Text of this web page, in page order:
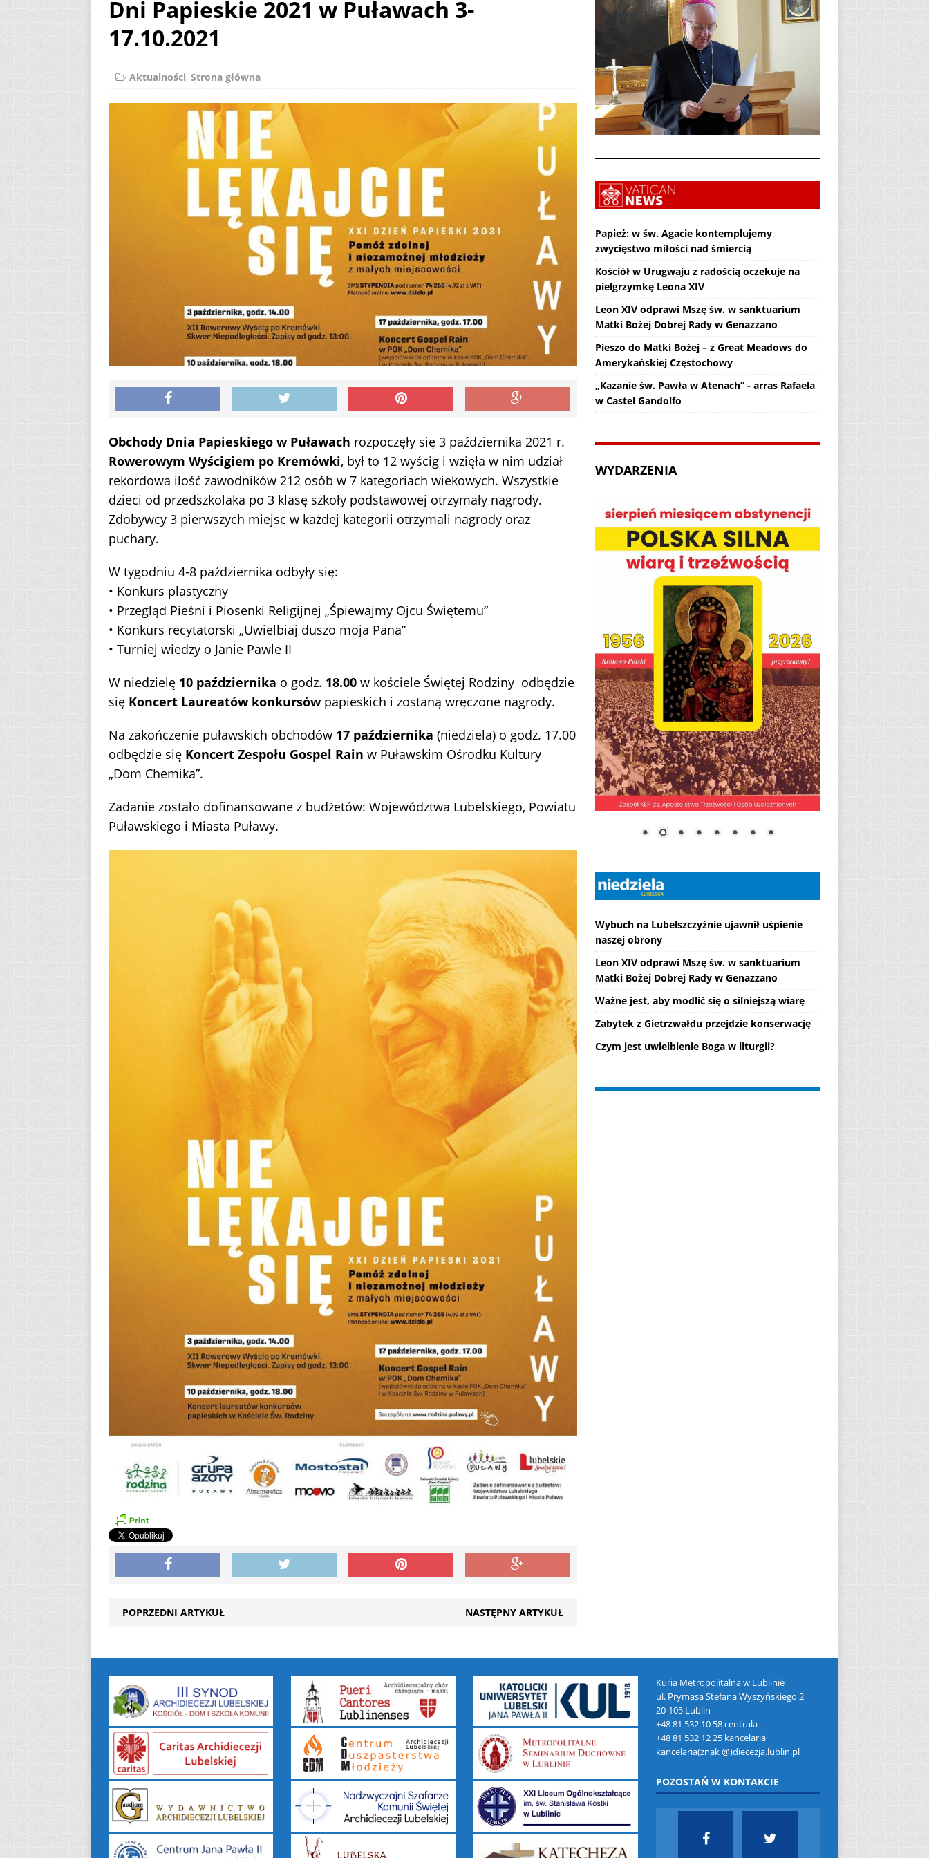
[ 7 sierpnia 2026 ]
AKTUALNOŚCI
Dni Papieskie 2021 w Puławach 3-
17.10.2021
Aktualności, Strona główna
Obchody Dnia Papieskiego w Puławach rozpoczęły się 3 października 2021 r.
Rowerowym Wyścigiem po Kremówki, był to 12 wyścig i wzięła w nim udział
rekordowa ilość zawodników 212 osób w 7 kategoriach wiekowych. Wszystkie
dzieci od przedszkolaka po 3 klasę szkoły podstawowej otrzymały nagrody.
Zdobywcy 3 pierwszych miejsc w każdej kategorii otrzymali nagrody oraz
puchary.
W tygodniu 4-8 października odbyły się:
• Konkurs plastyczny
• Przegląd Pieśni i Piosenki Religijnej „Śpiewajmy Ojcu Świętemu”
• Konkurs recytatorski „Uwielbiaj duszo moja Pana”
• Turniej wiedzy o Janie Pawle II
W niedzielę 10 października o godz. 18.00 w kościele Świętej Rodziny odbędzie
się Koncert Laureatów konkursówpapieskich i zostaną wręczone nagrody.
Na zakończenie puławskich obchodów 17 października (niedziela) o godz. 17.00
odbędzie się Koncert Zespołu Gospel Rain w Puławskim Ośrodku Kultury
„Dom Chemika”.
Zadanie zostało dofinansowane z budżetów: Województwa Lubelskiego, Powiatu
Puławskiego i Miasta Puławy.
POPRZEDNI ARTYKUŁ NASTĘPNY ARTYKUŁ
Papież: w św. Agacie kontemplujemy
zwycięstwo miłości nad śmiercią
Kościół w Urugwaju z radością oczekuje na
pielgrzymkę Leona XIV
Leon XIV odprawi Mszę św. w sanktuarium
Matki Bożej Dobrej Rady w Genazzano
Pieszo do Matki Bożej – z Great Meadows do
Amerykańskiej Częstochowy
„Kazanie św. Pawła w Atenach” - arras Rafaela
w Castel Gandolfo
WYDARZENIA
Wybuch na Lubelszczyźnie ujawnił uśpienie
naszej obrony
Leon XIV odprawi Mszę św. w sanktuarium
Matki Bożej Dobrej Rady w Genazzano
Ważne jest, aby modlić się o silniejszą wiarę
Zabytek z Gietrzwałdu przejdzie konserwację
Czym jest uwielbienie Boga w liturgii?
Kuria Metropolitalna w Lublinie
ul. Prymasa Stefana Wyszyńskiego 2
20-105 Lublin
+48 81 532 10 58 centrala
+48 81 532 12 25 kancelaria
kancelaria(znak @)diecezja.lublin.pl
POZOSTAŃ W KONTAKCIE